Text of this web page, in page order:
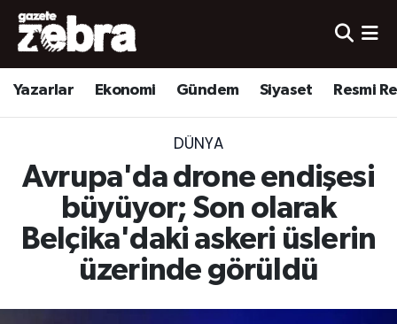
Yazarlar Ekonomi Gündem Siyaset Resmi
DÜNYA
Avrupa'da drone endişesi
büyüyor; Son olarak
Belçika'daki askeri üslerin
üzerinde görüldü
Yazarlar
Ekonomi
Yerel
Spor
Nöbetçi Eczaneler
Hava Durumu
Süper Lig Puan Durumu ve Fikstür
Tüm Manşetler